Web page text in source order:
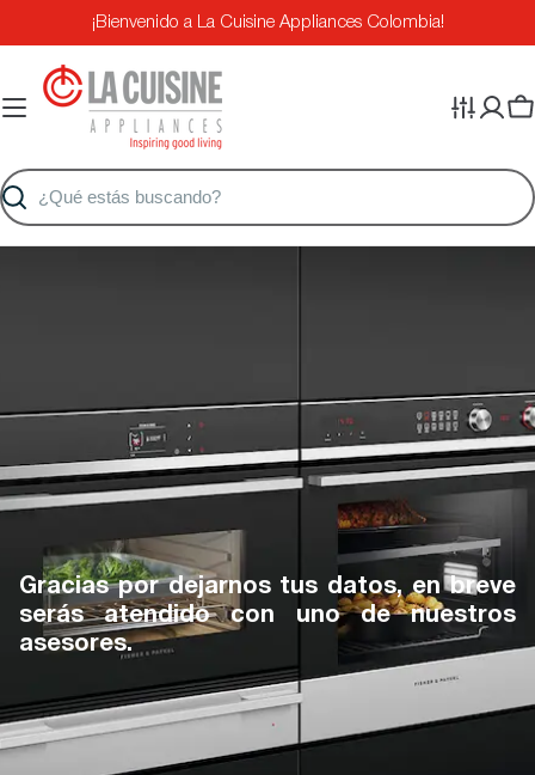
al
contenido
¡Bienvenido a La Cuisine Appliances Colombia!
Buscar
Gracias por dejarnos tus datos, en breve
serás atendido con uno de nuestros
asesores.